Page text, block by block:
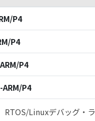
P4
P4
P4
P4
Linuxデバッグ・